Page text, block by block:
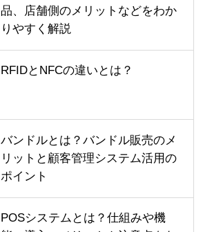
品、店舗側のメリットなどをわか
りやすく解説
RFIDとNFCの違いとは？
バンドルとは？バンドル販売のメ
リットと顧客管理システム活用の
ポイント
POSシステムとは？仕組みや機